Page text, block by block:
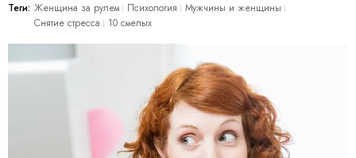
Теги: Женщина за рулем Психология
Мужчины и женщины
Снятие стресса
10 смелых